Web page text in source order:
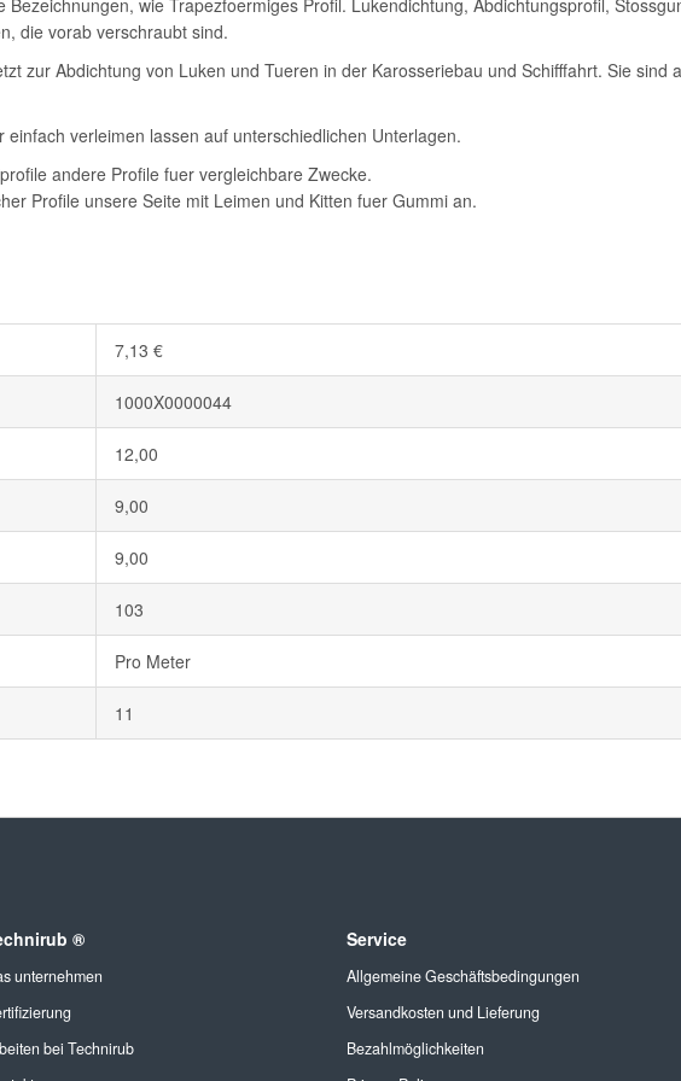
wie Trapezfoermiges Profil. Lukendichtung, Abdichtungsprofil,
die vorab verschraubt sind.
zur Abdichtung von Luken und Tueren in der Karosseriebau und Schifffahrt. Sie
verleimen lassen auf unterschiedlichen Unterlagen.
andere Profile fuer vergleichbare Zwecke.
Profile unsere Seite mit Leimen und Kitten fuer Gummi an.
7,13 €
1000X0000044
12,00
9,00
9,00
103
Pro Meter
11
®
unternehmen
bei Technirub
Service
Allgemeine Geschäftsbedingungen
Versandkosten und Lieferung
Bezahlmöglichkeiten